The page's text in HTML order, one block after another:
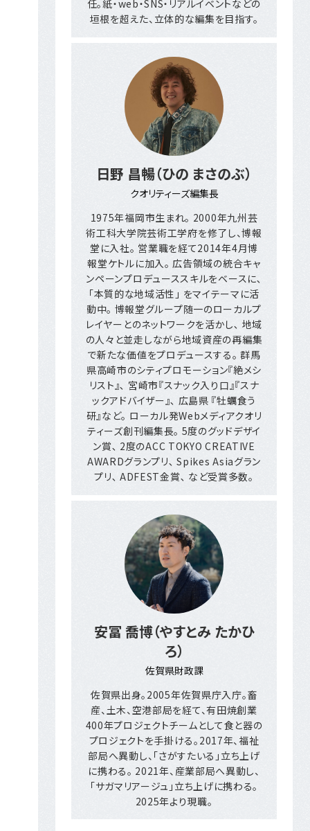
任。紙・web・SNS・リアルイベントなどの
垣根を超えた、立体的な編集を目指す。
日野 昌暢（ひの まさのぶ）
クオリティーズ編集長
1975年福岡市生まれ｡ 2000年九州芸
術工科大学院芸術工学府を修了し、博報
堂に入社｡ 営業職を経て2014年4月博
報堂ケトルに加入｡ 広告領域の統合キャ
ンペーンプロデューススキルをベースに､
｢本質的な地域活性｣ をマイテーマに活
動中｡ 博報堂グループ随一のローカルプ
レイヤーとのネットワークを活かし､ 地域
の人々と並走しながら地域資産の再編集
で新たな価値をプロデュースする｡ 群馬
県高崎市のシティプロモーション『絶メシ
リスト』､ 宮崎市『スナック入り口』『スナ
ックアドバイザー』､ 広島県 『牡蠣食う
研』など｡ ローカル発Webメディアクオリ
ティーズ創刊編集長｡ 5度のグッドデザイ
ン賞､ 2度のACC TOKYO CREATIVE
AWARDグランプリ､ Spikes Asiaグラン
プリ､ ADFEST金賞､ など受賞多数｡
安冨 喬博（やすとみ たかひ
ろ）
佐賀県財政課
佐賀県出身。2005年佐賀県庁入庁。畜
産、土木、空港部局を経て、有田焼創業
400年プロジェクトチームとして食と器の
プロジェクトを手掛ける。2017年、福祉
部局へ異動し、「さがすたいる」立ち上げ
に携わる。 2021年、産業部局へ異動し、
「サガマリアージュ」立ち上げに携わる。
2025年より現職。